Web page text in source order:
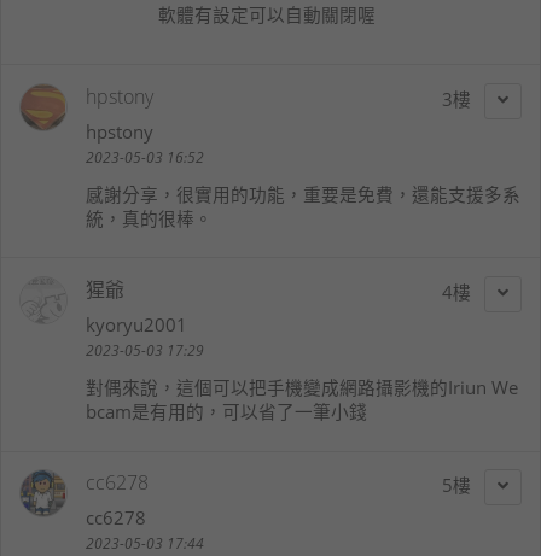
軟體有設定可以自動關閉喔
3
hpstony
hpstony
2023-05-03 16:52
感謝分享，很實用的功能，重要是免費，還能支援多系
統，真的很棒。
4
猩爺
kyoryu2001
2023-05-03 17:29
對偶來說，這個可以把手機變成網路攝影機的Iriun We
bcam是有用的，可以省了一筆小錢
5
cc6278
cc6278
2023-05-03 17:44